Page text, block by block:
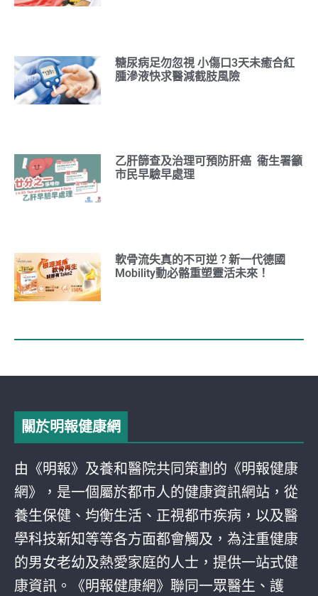
糖尿病足勿忽視 小傷口3天未癒合紅
腫滲液快求醫減截肢風險
乙肝篩查及治理可預防肝癌 衞生署籲
市民早驗早處理
軟骨流失真的不可逆？新一代德國
Mobility動必骼重塑靈活未來！
關於明報健康網
由《明報》及養和醫院共同策劃的《明報健康
網》，是一個屬於都巿人的健康資訊網站，從
養生保健、均衡生活、正視都巿疾病，以及醫
學科技新知等等各方面都會觸及，為注重健康
的男女老幼及熱愛家庭的人士，提供一站式健
康資訊。《明報健康網》聯同一眾醫生、護